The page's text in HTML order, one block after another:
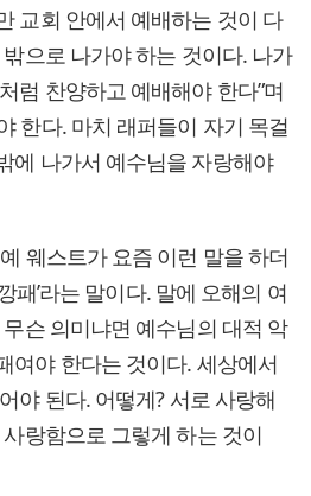
교회 안에서 예배하는 것이 다
으로 나가야 하는 것이다. 나가
럼 찬양하고 예배해야 한다”며
한다. 마치 래퍼들이 자기 목걸
에 나가서 예수님을 자랑해야
웨스트가 요즘 이런 말을 하더
패’라는 말이다. 말에 오해의 여
슨 의미냐면 예수님의 대적 악
여야 한다는 것이다. 세상에서
야 된다. 어떻게? 서로 사랑해
랑함으로 그렇게 하는 것이